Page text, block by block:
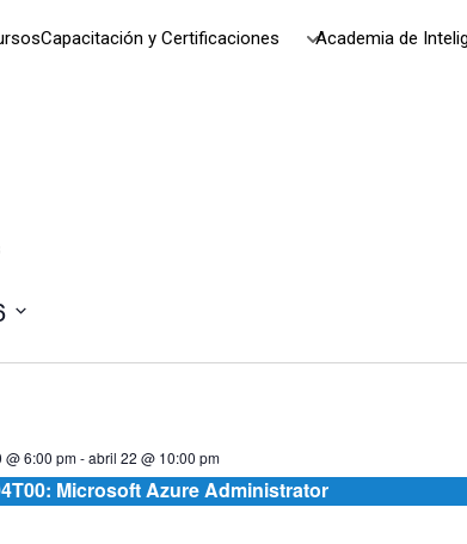
Capacitación y Certificaciones Academia de
@ 6:00 pm-abril 22 @ 10:00 pm
Microsoft Azure Administrator